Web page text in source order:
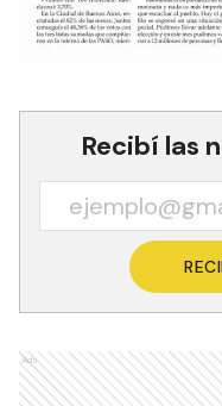
Recibí las
Ads